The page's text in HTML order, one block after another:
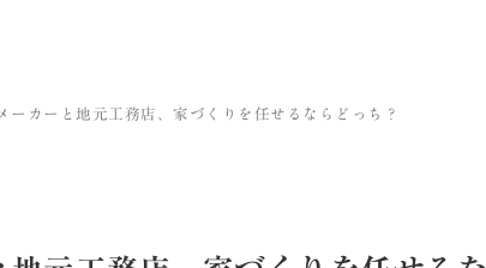
ーカーと地元工務店、家づくりを任せるならどっち？